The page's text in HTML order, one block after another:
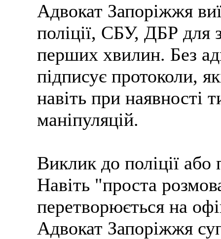
Адвокат Запоріжжя
поліції, СБУ, ДБР для
перших хвилин. Без
підписує протоколи,
навіть при наявності
маніпуляцій.
Виклик до поліції або
Навіть "проста
перетворюється на
Адвокат Запоріжжя